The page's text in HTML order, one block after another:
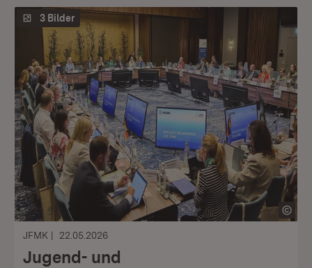
3 Bilder
JFMK 22.05.2026
Jugend- und